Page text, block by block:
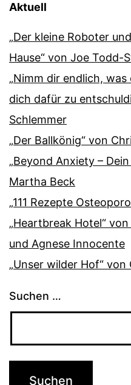
Aktuell
„Der kleine Roboter
Hause“ von Joe Todd-
„Nimm dir endlich,
dich dafür zu
Schlemmer
„Der Ballkönig“ von
„Beyond Anxiety –
Martha Beck
„111 Rezepte
„Heartbreak Hotel“
und Agnese Innocente
„Unser wilder Hof“ von
Suchen …